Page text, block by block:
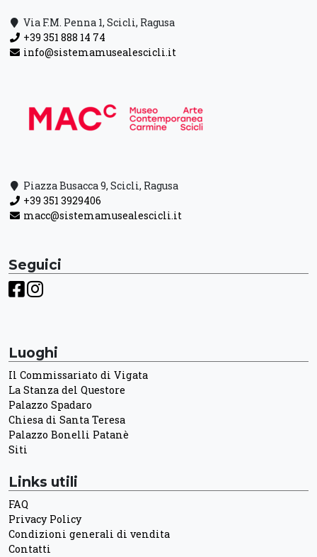
Via F.M. Penna 1, Scicli, Ragusa
+39 351 888 14 74
info@sistemamusealescicli.it
Piazza Busacca 9, Scicli, Ragusa
+39 351 3929406
macc@sistemamusealescicli.it
Seguici
Luoghi
Il Commissariato di Vigata
La Stanza del Questore
Palazzo Spadaro
Chiesa di Santa Teresa
Palazzo Bonelli Patanè
Siti
Links utili
FAQ
Privacy Policy
Condizioni generali di vendita
Contatti